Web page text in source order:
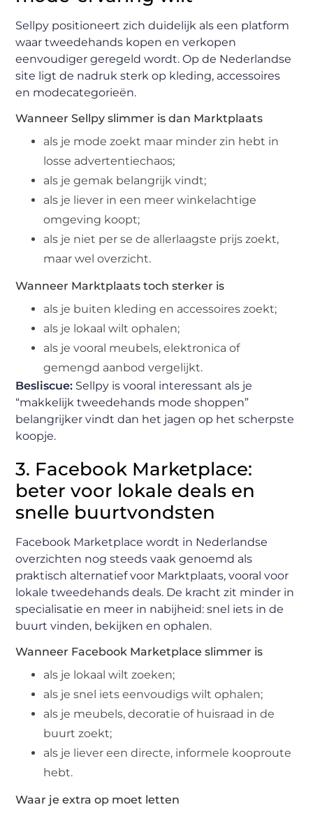
Sellpy positioneert zich duidelijk als een platform
waar tweedehands kopen en verkopen
eenvoudiger geregeld wordt. Op de Nederlandse
site ligt de nadruk sterk op kleding, accessoires
en modecategorieën.
Wanneer Sellpy slimmer is dan Marktplaats
als je mode zoekt maar minder zin hebt in
losse advertentiechaos;
als je gemak belangrijk vindt;
als je liever in een meer winkelachtige
omgeving koopt;
als je niet per se de allerlaagste prijs zoekt,
maar wel overzicht.
Wanneer Marktplaats toch sterker is
als je buiten kleding en accessoires zoekt;
als je lokaal wilt ophalen;
als je vooral meubels, elektronica of
gemengd aanbod vergelijkt.
Besliscue: Sellpy is vooral interessant als je
“makkelijk tweedehands mode shoppen”
belangrijker vindt dan het jagen op het scherpste
koopje.
3. Facebook Marketplace:
beter voor lokale deals en
snelle buurtvondsten
Facebook Marketplace wordt in Nederlandse
overzichten nog steeds vaak genoemd als
praktisch alternatief voor Marktplaats, vooral voor
lokale tweedehands deals. De kracht zit minder in
specialisatie en meer in nabijheid: snel iets in de
buurt vinden, bekijken en ophalen.
Wanneer Facebook Marketplace slimmer is
als je lokaal wilt zoeken;
als je snel iets eenvoudigs wilt ophalen;
als je meubels, decoratie of huisraad in de
buurt zoekt;
als je liever een directe, informele kooproute
hebt.
Waar je extra op moet letten